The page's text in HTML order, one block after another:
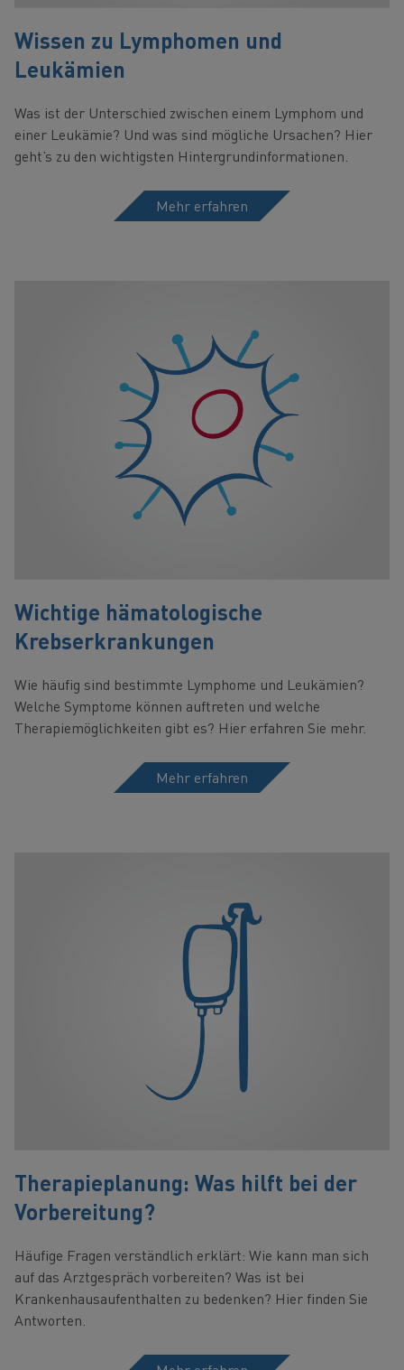
Wissen zu Lymphomen und
Leukämien
Was ist der Unterschied zwischen einem Lymphom und
einer Leukämie? Und was sind mögliche Ursachen? Hier
geht’s zu den wichtigsten Hintergrundinformationen.
Mehr erfahren
Wichtige hämatologische
Krebserkrankungen
Wie häufig sind bestimmte Lymphome und Leukämien?
Welche Symptome können auftreten und welche
Therapiemöglichkeiten gibt es? Hier erfahren Sie mehr.
Mehr erfahren
Therapieplanung: Was hilft bei der
Vorbereitung?
Häufige Fragen verständlich erklärt: Wie kann man sich
auf das Arztgespräch vorbereiten? Was ist bei
Krankenhausaufenthalten zu bedenken? Hier finden Sie
Antworten.